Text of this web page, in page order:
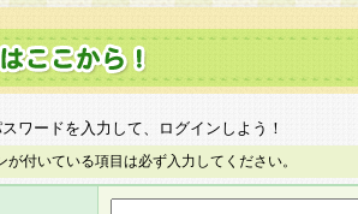
ワードを入力して、ログインしよう！
が付いている項目は必ず入力してください。